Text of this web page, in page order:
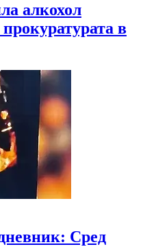
алкохол
в
Сред